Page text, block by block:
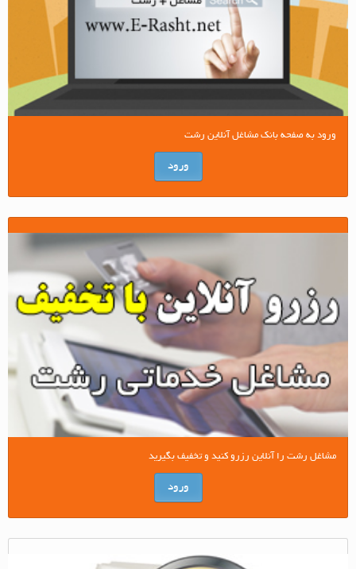
ورود به صفحه بانک مشاغل آنلاین رشت
ورود
مشاغل رشت را آنلاین رزرو کنید و تخفیف بگیرید
ورود